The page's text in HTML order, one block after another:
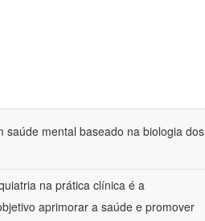
saúde mental baseado na biologia dos
na prática clínica é a
aprimorar a saúde e promover